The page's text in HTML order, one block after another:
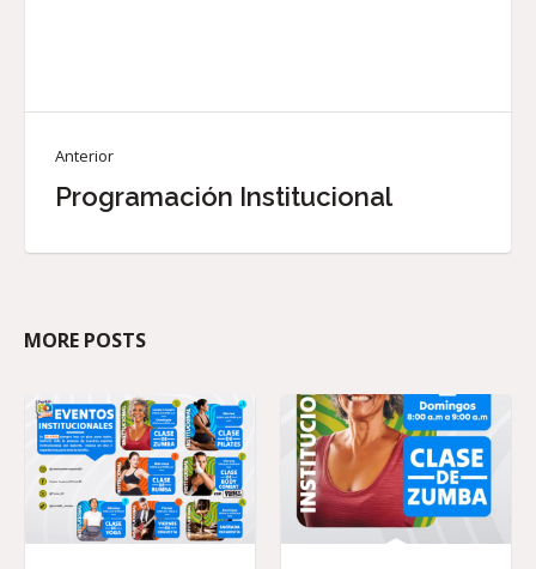
Anterior
Programación Institucional
MORE POSTS